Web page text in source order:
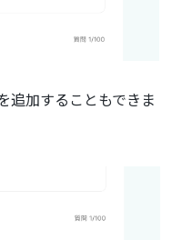
追加することもできま